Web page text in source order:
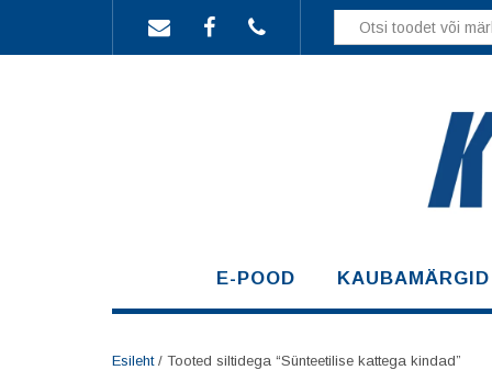
content
E-POOD KAUBAMÄRGID
Esileht/ Tooted siltidega “Sünteetilise kattega kindad”